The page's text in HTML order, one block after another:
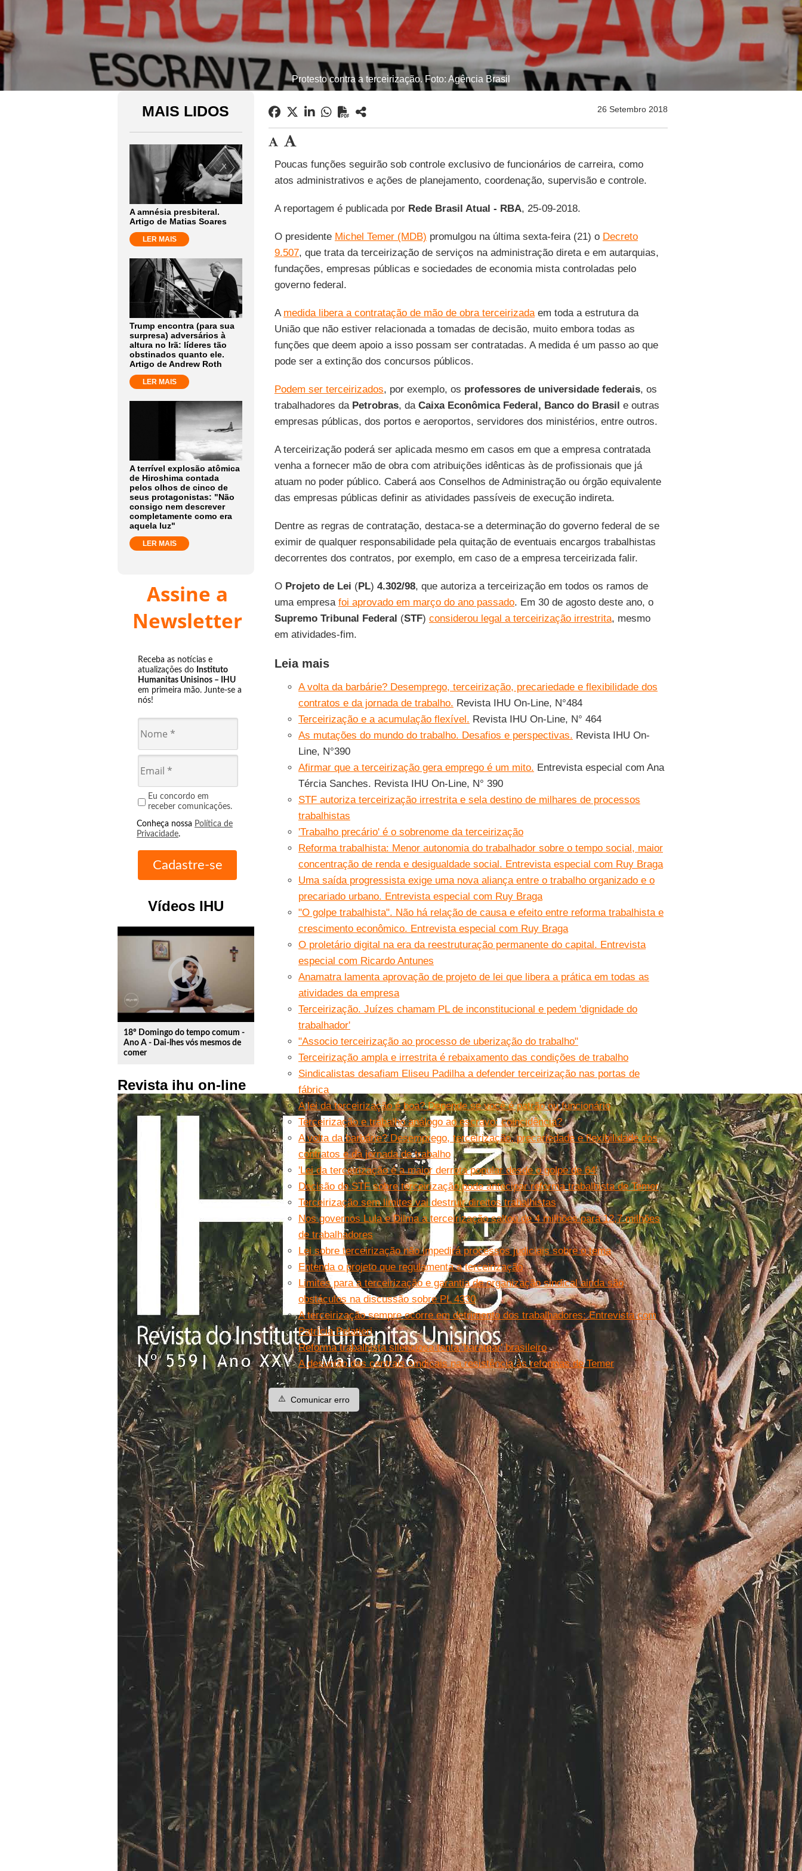
Protesto contra a terceirização. Foto: Agência Brasil
MAIS LIDOS
A amnésia presbiteral.
Artigo de Matias Soares
LER MAIS
Trump encontra (para sua
surpresa) adversários à
altura no Irã: líderes tão
obstinados quanto ele.
Artigo de Andrew Roth
LER MAIS
A terrível explosão atômica
de Hiroshima contada
pelos olhos de cinco de
seus protagonistas: "Não
consigo nem descrever
completamente como era
aquela luz"
LER MAIS
Assine a
Newsletter
Receba as notícias e
atualizações do Instituto
Humanitas Unisinos – IHU
em primeira mão. Junte-se a
nós!
Eu concordo em
receber comunicações.
Conheça nossa Política de
Privacidade.
Vídeos IHU
play_circle_outline
18º Domingo do tempo comum -
Ano A - Dai-lhes vós mesmos de
comer
Revista ihu on-line
26 Setembro 2018
Poucas funções seguirão sob controle exclusivo de funcionários de carreira, como
atos administrativos e ações de planejamento, coordenação, supervisão e controle.
A reportagem é publicada por Rede Brasil Atual - RBA, 25-09-2018.
O presidente Michel Temer (MDB) promulgou na última sexta-feira (21) o Decreto
9.507, que trata da terceirização de serviços na administração direta e em autarquias,
fundações, empresas públicas e sociedades de economia mista controladas pelo
governo federal.
A medida libera a contratação de mão de obra terceirizadaem toda a estrutura da
União que não estiver relacionada a tomadas de decisão, muito embora todas as
funções que deem apoio a isso possam ser contratadas. A medida é um passo ao que
pode ser a extinção dos concursos públicos.
Podem ser terceirizados, por exemplo, os professores de universidade federais, os
trabalhadores da Petrobras, daCaixa Econômica Federal, Banco do Brasil e outras
empresas públicas, dos portos e aeroportos, servidores dos ministérios, entre outros.
A terceirização poderá ser aplicada mesmo em casos em que a empresa contratada
venha a fornecer mão de obra com atribuições idênticas às de profissionais que já
atuam no poder público. Caberá aos Conselhos de Administração ou órgão equivalente
das empresas públicas definir as atividades passíveis de execução indireta.
Dentre as regras de contratação, destaca-se a determinação do governo federal de se
eximir de qualquer responsabilidade pela quitação de eventuais encargos trabalhistas
decorrentes dos contratos, por exemplo, em caso de a empresa terceirizada falir.
O Projeto de Lei (PL) 4.302/98, que autoriza a terceirização em todos os ramos de
uma empresa foi aprovado em março do ano passado. Em 30 de agosto deste ano, o
Supremo Tribunal Federal (STF) considerou legal a terceirização irrestrita, mesmo
em atividades-fim.
Leia mais
A volta da barbárie? Desemprego, terceirização, precariedade e flexibilidade dos
contratos e da jornada de trabalho. Revista IHU On-Line, N°484
Terceirização e a acumulação flexível. Revista IHU On-Line, N° 464
As mutações do mundo do trabalho. Desafios e perspectivas. Revista IHU On-
Line, N°390
Afirmar que a terceirização gera emprego é um mito. Entrevista especial com Ana
Tércia Sanches. Revista IHU On-Line, N° 390
STF autoriza terceirização irrestrita e sela destino de milhares de processos
trabalhistas
'Trabalho precário' é o sobrenome da terceirização
Reforma trabalhista: Menor autonomia do trabalhador sobre o tempo social, maior
concentração de renda e desigualdade social. Entrevista especial com Ruy Braga
Uma saída progressista exige uma nova aliança entre o trabalho organizado e o
precariado urbano. Entrevista especial com Ruy Braga
"O golpe trabalhista". Não há relação de causa e efeito entre reforma trabalhista e
crescimento econômico. Entrevista especial com Ruy Braga
O proletário digital na era da reestruturação permanente do capital. Entrevista
especial com Ricardo Antunes
Anamatra lamenta aprovação de projeto de lei que libera a prática em todas as
atividades da empresa
Terceirização. Juízes chamam PL de inconstitucional e pedem 'dignidade do
trabalhador'
"Associo terceirização ao processo de uberização do trabalho"
Terceirização ampla e irrestrita é rebaixamento das condições de trabalho
Sindicalistas desafiam Eliseu Padilha a defender terceirização nas portas de
fábrica
A lei da terceirização é boa? Depende se você é patrão ou funcionário
Terceirização e trabalho análogo ao escravo: coincidência?
A volta da barbárie? Desemprego, terceirização, precariedade e flexibilidade dos
contratos e da jornada de trabalho
'Lei da terceirização é a maior derrota popular desde o golpe de 64'
Decisão do STF sobre terceirização pode antecipar reforma trabalhista de Temer
Terceirização sem limites vai destruir direitos trabalhistas
Nos governos Lula e Dilma a terceirização saltou de 4 milhões para 12,7 milhões
de trabalhadores
Lei sobre terceirização não impedirá processos judiciais sobre o tema
Entenda o projeto que regulamenta a terceirização
Limites para a terceirização e garantia de organização sindical ainda são
obstáculos na discussão sobre PL 4330
A terceirização sempre ocorre em detrimento dos trabalhadores: Entrevista com
Patrícia Pelatieri
Reforma trabalhista silenciosa tenta 'baratear' brasileiro
A desunião das centrais sindicais na resistência às reformas de Temer
⚠️ Comunicar erro